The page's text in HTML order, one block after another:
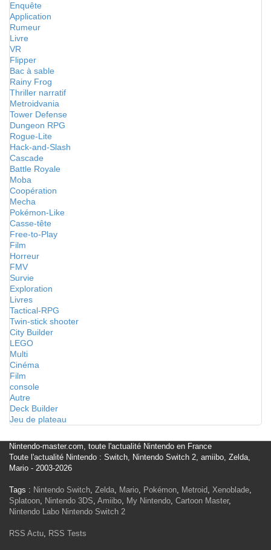
Enquête
Application
Rumeur
Livre
VR
Flipper
Bac à sable
Rainy Frog
Thriller narratif
Metroidvania
Tower Defense
Dungeon RPG
Rogue-Lite
Hack-and-Slash
Cascade
Battle Royale
Moba
Coopération
Mecha
Pokémon-Like
Casse-tête
Free-to-Play
Film
Horreur
FMV
Survie
Exploration
Livres
Tactical-RPG
Twin-stick shooter
City Builder
LEGO
Multi
Cinéma
Film
console
Autre
Deck Builder
Jeu de plateau
Nintendo-master.com, toute l'actualité Nintendo en France
Toute l'actualité Nintendo : Switch, Nintendo Switch 2, amiibo, Zelda,
Mario - 2003-2026
Tags : Nintendo Switch, Zelda, Mario, Pokémon, Metroid, Xenoblade,
Splatoon, Nintendo 3DS, Amiibo, My Nintendo, Cartoon Master,
Nintendo Labo Nintendo Switch 2
RSS Actu, RSS Tests